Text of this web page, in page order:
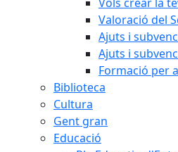
Valoració del
Ajuts i
Ajuts i
Formació per
Biblioteca
Cultura
Gent gran
Educació